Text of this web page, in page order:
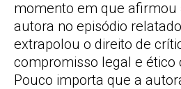
momento em que afirmou
autora no episódio
extrapolou o direito de
compromisso legal e ético
Pouco importa que a